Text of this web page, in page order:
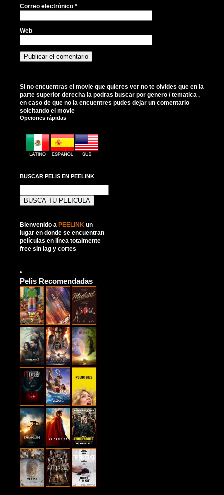
Correo electrónico *
Web
Si no encuentras el movie que quieres ver no te olvides que en la
parte superior derecha la podras buscar por genero / tematica ,
en caso de que no la encuentres pudes dejar un comentario
solcitando el movie
Opciones rápidas
BUSCAR PELIS EN PEELINK
Bienvenido a PEELINK un
lugar en donde se encuentran
películas en línea totalmente
free sin lag y cortes
Pelis Recomendadas